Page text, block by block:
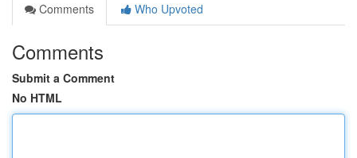
Comments
Who Upvoted
Comments
Submit a Comment
No HTML